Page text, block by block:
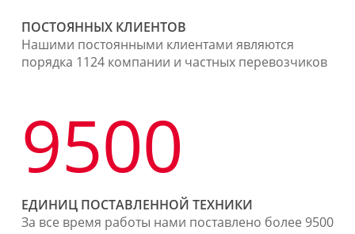
ПОСТОЯННЫХ КЛИЕНТОВ
Нашими постоянными клиентами являются
порядка 1124 компании и частных перевозчиков
9500
ЕДИНИЦ ПОСТАВЛЕННОЙ ТЕХНИКИ
За все время работы нами поставлено более 9500